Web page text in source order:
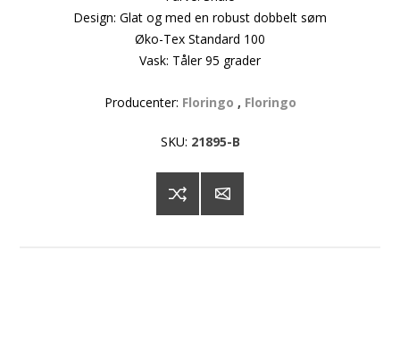
Design: Glat og med en robust dobbelt søm
Øko-Tex Standard 100
Vask: Tåler 95 grader
Producenter: Floringo , Floringo
SKU: 21895-B